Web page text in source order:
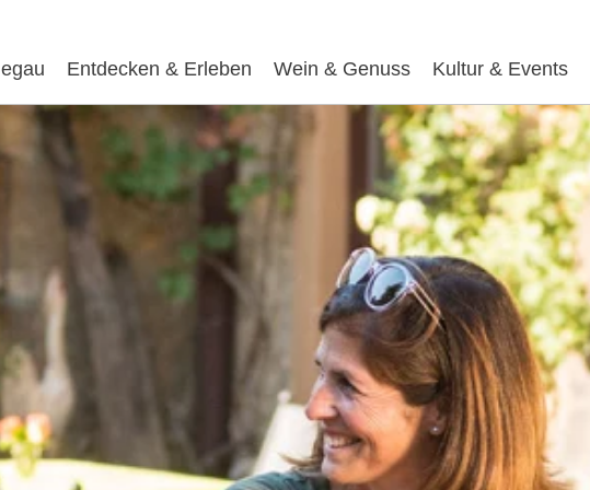
Entdecken & Erleben Wein & Genuss Kultur & Events